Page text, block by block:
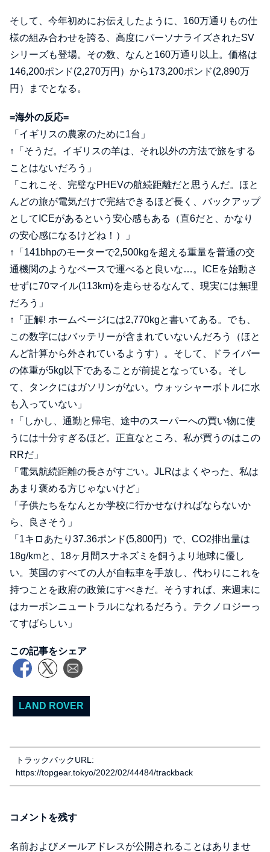
そして、今年初めにお伝えしたように、160万通りもの仕
様の組み合わせを誇る、高度にパーソナライズされたSV
シリーズも登場。その数、なんと160万通り以上。価格は
146,200ポンド(2,270万円）から173,200ポンド(2,890万
円）までとなる。
=海外の反応=
「イギリスの農家のために1台」
↑「そうだ。イギリスの羊は、それ以外の方法で旅をする
ことはないだろう」
「これこそ、完璧なPHEVの航続距離だと思うんだ。ほと
んどの旅が電気だけで完結できるほど長く、バックアップ
としてICEがあるという安心感もある（直6だと、かなり
の安心感になるけどね！）」
↑「141bhpのモーターで2,500kgを超える重量を普通の交
通機関のようなペースで運べると良いな…。ICEを始動さ
せずに70マイル(113km)を走らせるなんて、現実には無理
だろう」
↑「正解! ホームページには2,770kgと書いてある。でも、
この数字にはバッテリーが含まれていないんだろう（ほと
んど計算から外されているようす）。そして、ドライバー
の体重が5kg以下であることが前提となっている。そし
て、タンクにはガソリンがない。ウォッシャーボトルに水
も入っていない」
↑「しかし、通勤と帰宅、途中のスーパーへの買い物に使
うには十分すぎるほど。正直なところ、私が買うのはこの
RRだ」
「電気航続距離の長さがすごい。JLRはよくやった、私は
あまり褒める方じゃないけど」
「子供たちをなんとか学校に行かせなければならないか
ら、良さそう」
「1キロあたり37.36ポンド(5,800円）で、CO2排出量は
18g/kmと、18ヶ月間スナネズミを飼うより地球に優し
い。英国のすべての人が自転車を手放し、代わりにこれを
持つことを政府の政策にすべきだ。そうすれば、来週末に
はカーボンニュートラルになれるだろう。テクノロジーっ
てすばらしい」
この記事をシェア
LAND ROVER
トラックバックURL:
https://topgear.tokyo/2022/02/44484/trackback
コメントを残す
名前およびメールアドレスが公開されることはありませ